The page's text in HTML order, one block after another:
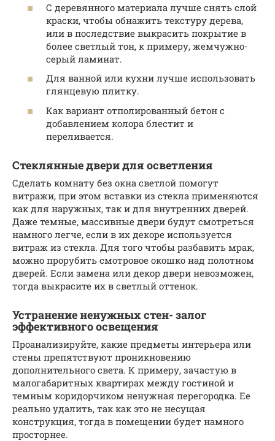
С деревянного материала лучше снять слой
краски, чтобы обнажить текстуру дерева,
или в последствие выкрасить покрытие в
более светлый тон, к примеру, жемчужно-
серый ламинат.
Для ванной или кухни лучше использовать
глянцевую плитку.
Как вариант отполированный бетон с
добавлением колора блестит и
переливается.
Стеклянные двери для осветления
Сделать комнату без окна светлой помогут
витражи, при этом вставки из стекла применяются
как для наружных, так и для внутренних дверей.
Даже темные, массивные двери будут смотреться
намного легче, если в их декоре используется
витраж из стекла. Для того чтобы разбавить мрак,
можно прорубить смотровое окошко над полотном
дверей. Если замена или декор двери невозможен,
тогда выкрасите их в светлый оттенок.
Устранение ненужных стен- залог
эффективного освещения
Проанализируйте, какие предметы интерьера или
стены препятствуют проникновению
дополнительного света. К примеру, зачастую в
малогабаритных квартирах между гостиной и
темным коридорчиком ненужная перегородка. Ее
реально удалить, так как это не несущая
конструкция, тогда в помещении будет намного
просторнее.